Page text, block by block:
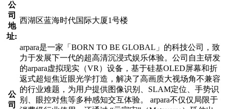
公
司
地
址:
西湖区蓝海时代国际大厦1号楼
公
司
arpara是一家「BORN TO BE GLOBAL」的科技公司，致
力于发展下一代的超高清沉浸式娱乐体验。公司自主研发
的arpara虚拟现实（VR）设备，基于硅基OLED屏幕和折
返式超短焦近眼光学打造，解决了高画质大视场角不兼容
的行业难题，为用户提供图像识别、SLAM定位、手势识
别、眼控对焦等多种感知交互体验。 arpara不仅仅局限于